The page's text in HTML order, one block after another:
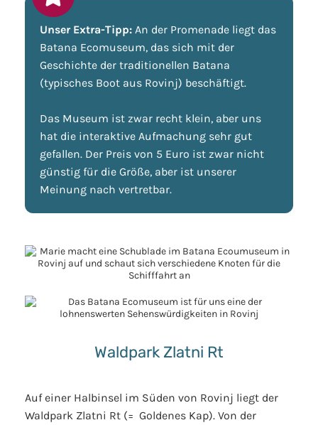
Unser Extra-Tipp: An der Promenade liegt das
Batana Ecomuseum, das sich mit der
Geschichte der traditionellen Batana
(typisches Boot aus Rovinj) beschäftigt.
Das Museum ist zwar recht klein, aber uns
hat die interaktive Aufmachung sehr gut
gefallen. Der Preis von 5 Euro ist zwar nicht
günstig für die Größe, aber ist unserer
Meinung nach vertretbar.
Waldpark Zlatni Rt
Auf einer Halbinsel im Süden von Rovinj liegt der
Waldpark Zlatni Rt (= Goldenes Kap). Von der